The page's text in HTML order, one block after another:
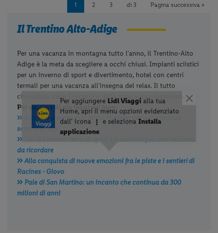
1 2 3 di 3 Pagina successiva »
Il Trentino Alto-Adige
Per una vacanza in montagna tutto l'anno, il Trentino-Alto
Adige è la meta da scegliere a occhi chiusi. Impianti sciistici
per un inverno di sport e divertimento, hotel con centri
termali per una vacanza all'insegna del relax. Il tutto
circondato dalle Dolomiti e dalla natura incontaminata.
Per saperne di più leggi nel blog:
Classica e senza età: la Val Pusteria per una vacanza
sempre al top
da ricordare
Alla conquista di nuove emozioni fra le piste e i sentieri di
Racines - Giovo
Pale di San Martino: un incanto che continua da 300
milioni di anni